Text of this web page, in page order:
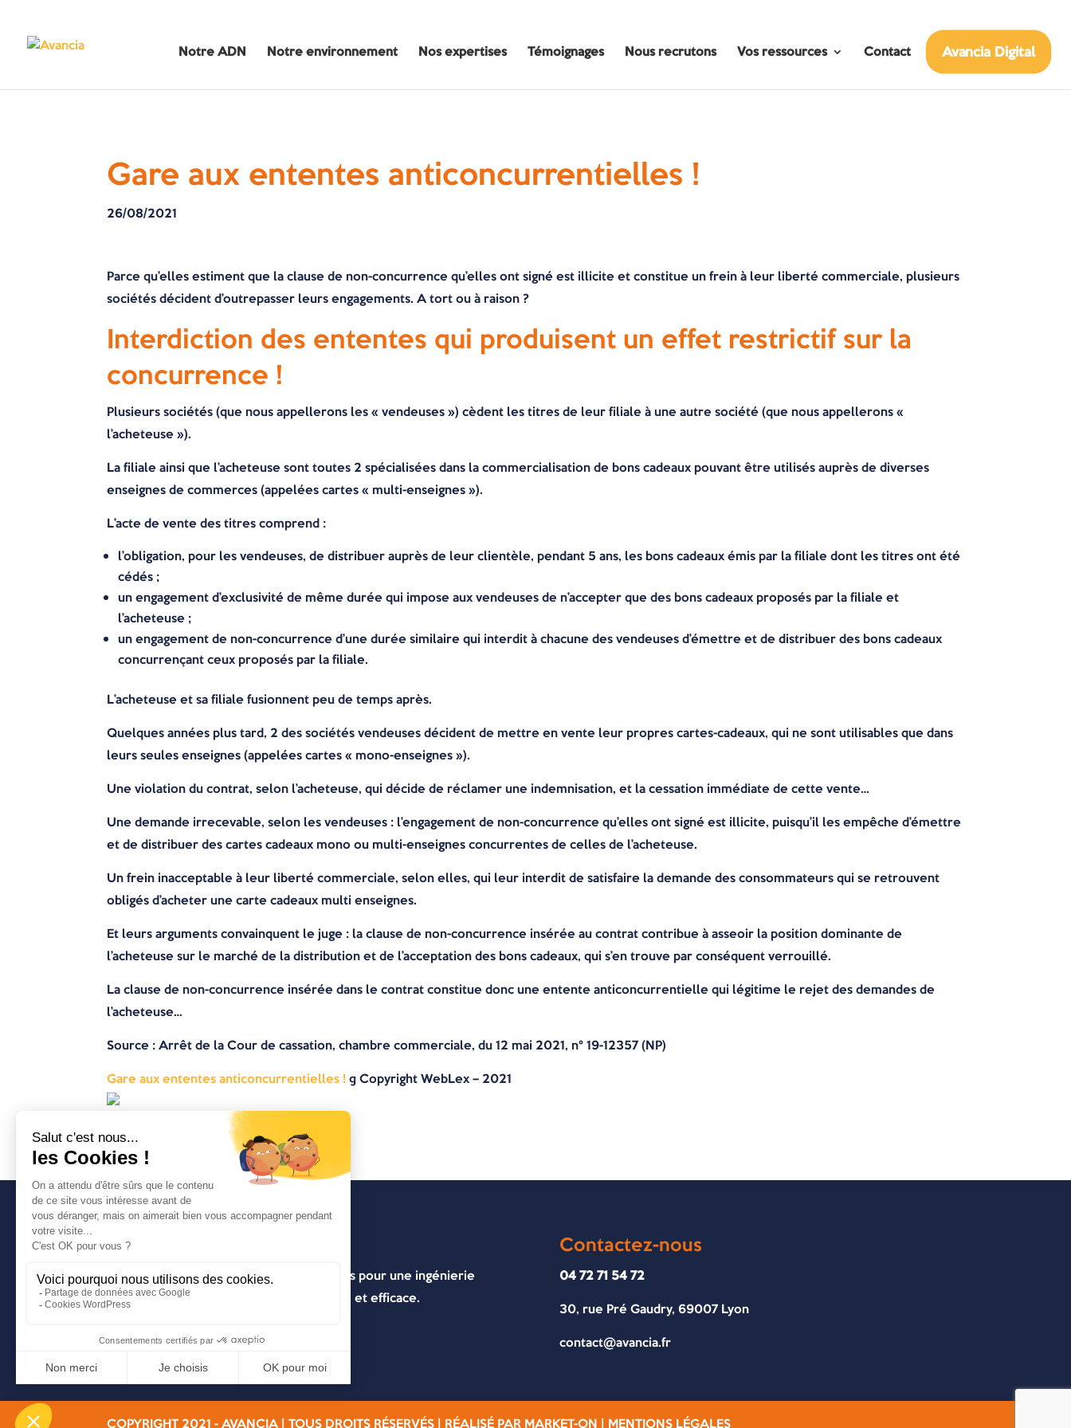
Notre ADN Notre environnement Nos expertises Témoignages Nous recrutons Vos ressources Contact Avancia Digital
Gare aux ententes anticoncurrentielles !
26/08/2021
Parce qu’elles estiment que la clause de non-concurrence qu’elles ont signé est illicite et constitue un frein à leur liberté commerciale, plusieurs
sociétés décident d’outrepasser leurs engagements. A tort ou à raison ?
Interdiction des ententes qui produisent un effet restrictif sur la
concurrence !
Plusieurs sociétés (que nous appellerons les « vendeuses ») cèdent les titres de leur filiale à une autre société (que nous appellerons «
l’acheteuse »).
La filiale ainsi que l’acheteuse sont toutes 2 spécialisées dans la commercialisation de bons cadeaux pouvant être utilisés auprès de diverses
enseignes de commerces (appelées cartes « multi-enseignes »).
L’acte de vente des titres comprend :
l’obligation, pour les vendeuses, de distribuer auprès de leur clientèle, pendant 5 ans, les bons cadeaux émis par la filiale dont les titres ont été
cédés ;
un engagement d’exclusivité de même durée qui impose aux vendeuses de n’accepter que des bons cadeaux proposés par la filiale et
l’acheteuse ;
un engagement de non-concurrence d’une durée similaire qui interdit à chacune des vendeuses d’émettre et de distribuer des bons cadeaux
concurrençant ceux proposés par la filiale.
L’acheteuse et sa filiale fusionnent peu de temps après.
Quelques années plus tard, 2 des sociétés vendeuses décident de mettre en vente leur propres cartes-cadeaux, qui ne sont utilisables que dans
leurs seules enseignes (appelées cartes « mono-enseignes »).
Une violation du contrat, selon l’acheteuse, qui décide de réclamer une indemnisation, et la cessation immédiate de cette vente…
Une demande irrecevable, selon les vendeuses : l’engagement de non-concurrence qu’elles ont signé est illicite, puisqu’il les empêche d’émettre
et de distribuer des cartes cadeaux mono ou multi-enseignes concurrentes de celles de l’acheteuse.
Un frein inacceptable à leur liberté commerciale, selon elles, qui leur interdit de satisfaire la demande des consommateurs qui se retrouvent
obligés d’acheter une carte cadeaux multi enseignes.
Et leurs arguments convainquent le juge : la clause de non-concurrence insérée au contrat contribue à asseoir la position dominante de
l’acheteuse sur le marché de la distribution et de l’acceptation des bons cadeaux, qui s’en trouve par conséquent verrouillé.
La clause de non-concurrence insérée dans le contrat constitue donc une entente anticoncurrentielle qui légitime le rejet des demandes de
l’acheteuse…
Source : Arrêt de la Cour de cassation, chambre commerciale, du 12 mai 2021, n° 19-12357 (NP)
Gare aux ententes anticoncurrentielles !© Copyright WebLex – 2021
Avancia
Un cabinet d’expertise comptable lyonnais pour une ingénierie
entrepreneuriale pragmatique, innovante et efficace.
Contactez-nous
04 72 71 54 72
30, rue Pré Gaudry, 69007 Lyon
contact@avancia.fr
COPYRIGHT 2021 - AVANCIA | TOUS DROITS RÉSERVÉS | RÉALISÉ PAR MARKET-ON | MENTIONS LÉGALES